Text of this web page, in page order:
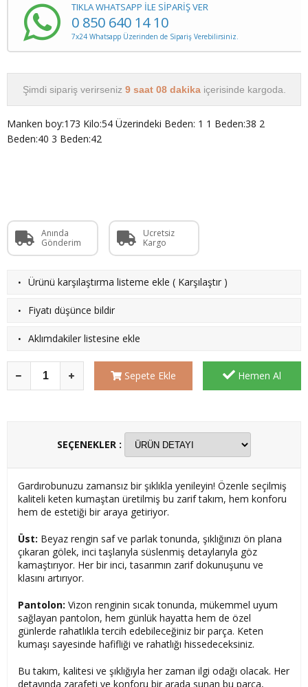
TIKLA WHATSAPP İLE SİPARİŞ VER
0 850 640 14 10
7x24 Whatsapp Üzerinden de Sipariş Verebilirsiniz.
Şimdi sipariş verirseniz 9 saat 08 dakika içerisinde kargoda.
Manken boy:173 Kilo:54 Üzerindeki Beden: 1 1 Beden:38 2
Beden:40 3 Beden:42
Anında
Gönderim
Ücretsiz
Kargo
· Ürünü karşılaştırma listeme ekle ( Karşılaştır )
· Fiyatı düşünce bildir
· Aklımdakiler listesine ekle
Sepete Ekle Hemen Al
SEÇENEKLER :
Gardırobunuzu zamansız bir şıklıkla yenileyin! Özenle seçilmiş
kaliteli keten kumaştan üretilmiş bu zarif takım, hem konforu
hem de estetiği bir araya getiriyor.
Üst: Beyaz rengin saf ve parlak tonunda, şıklığınızı ön plana
çıkaran gölek, inci taşlarıyla süslenmiş detaylarıyla göz
kamaştırıyor. Her bir inci, tasarımın zarif dokunuşunu ve
klasını artırıyor.
Pantolon: Vizon renginin sıcak tonunda, mükemmel uyum
sağlayan pantolon, hem günlük hayatta hem de özel
günlerde rahatlıkla tercih edebileceğiniz bir parça. Keten
kumaşı sayesinde hafifliği ve rahatlığı hissedeceksiniz.
Bu takım, kalitesi ve şıklığıyla her zaman ilgi odağı olacak. Her
detayında zarafeti ve konforu bir arada sunan bu parça,